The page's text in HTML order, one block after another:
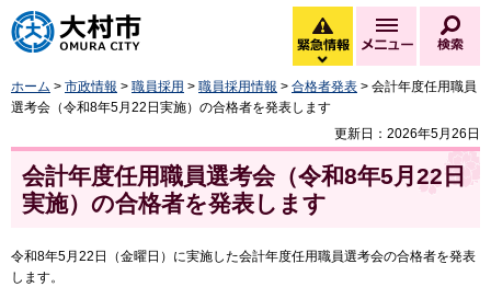
大村市
緊急情報
緊急情報を開く
メニュー
ホーム > 市政情報 > 職員採用 > 職員採用情報 > 合格者発表 > 会計年度任用職員
選考会（令和8年5月22日実施）の合格者を発表します
更新日：2026年5月26日
会計年度任用職員選考会（令和8年5月22日
実施）の合格者を発表します
令和8年5月22日（金曜日）に実施した会計年度任用職員選考会の合格者を発表
します。